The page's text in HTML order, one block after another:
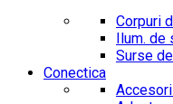
Corpuri
Ilum.
Surse
Conectica